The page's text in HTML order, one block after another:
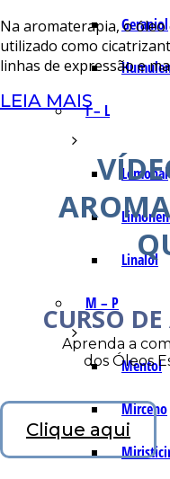
Geraniol
I – L
Lemonal
Linalol
M – P
Mentol
Mirceno
Na aromaterapia, o
utilizado como
linhas de expressão e
LEIA MAIS
CURSO
Aprenda a
dos Óleos
Clique aqui